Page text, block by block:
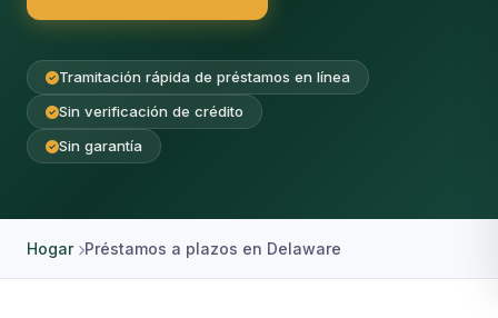
Tramitación rápida de préstamos en línea
Sin verificación de crédito
Sin garantía
Hogar Préstamos a plazos en Delaware